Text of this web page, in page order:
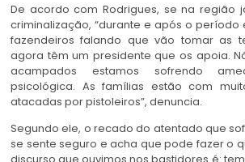
De acordo com Rodrigues, se na região
criminalização, “durante e após o período
fazendeiros falando que vão tomar as
agora têm um presidente que os apoia.
acampados estamos sofrendo
psicológica. As famílias estão com
atacadas por pistoleiros”, denuncia.
Segundo ele, o recado do atentado que
se sente seguro e acha que pode fazer o